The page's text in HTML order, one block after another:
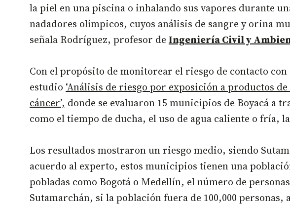
la piel en una piscina o inhalando sus vapores durante
nadadores olímpicos, cuyos análisis de sangre y orina
señala Rodríguez, profesor de Ingeniería Civil y
Con el propósito de monitorear el riesgo de contacto
estudio ‘Análisis de riesgo por exposición a productos
cáncer’, donde se evaluaron 15 municipios de Boyacá a
como el tiempo de ducha, el uso de agua caliente o fría,
Los resultados mostraron un riesgo medio, siendo
acuerdo al experto, estos municipios tienen una
pobladas como Bogotá o Medellín, el número de
Sutamarchán, si la población fuera de 100,000